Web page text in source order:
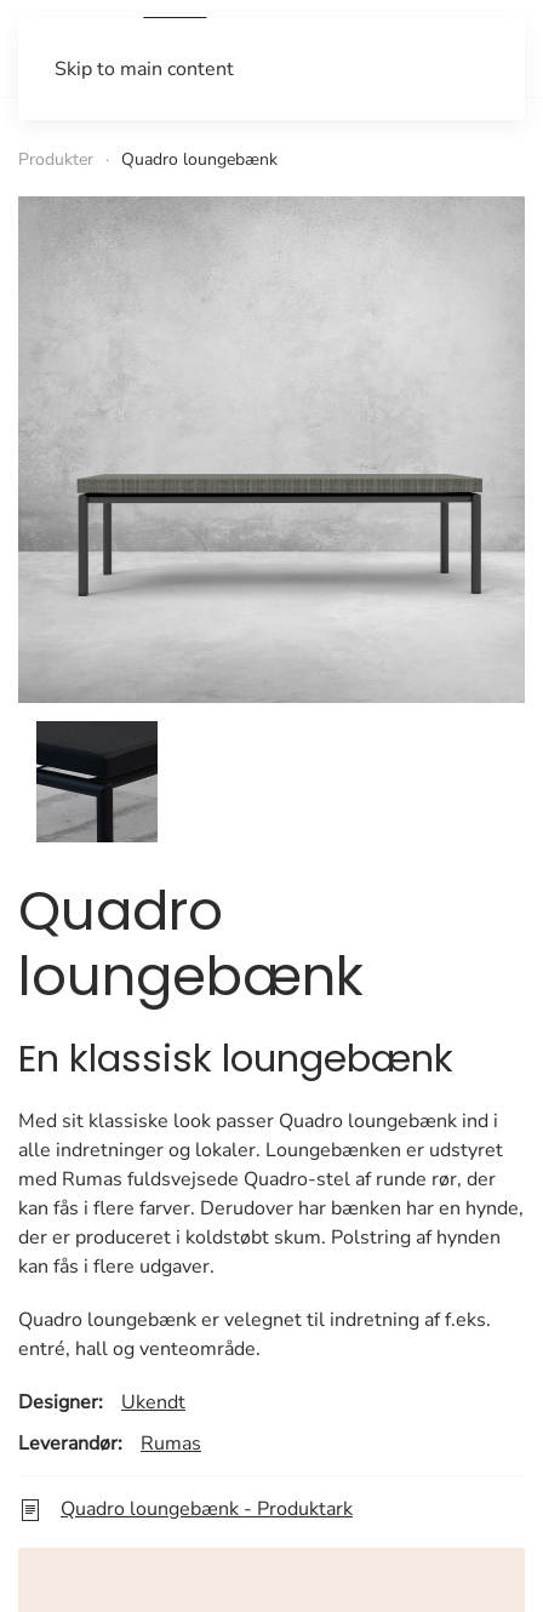
Skip to main content
Produkter Quadro loungebænk
Quadro
loungebænk
En klassisk loungebænk
Med sit klassiske look passer Quadro loungebænk ind i
alle indretninger og lokaler. Loungebænken er udstyret
med Rumas fuldsvejsede Quadro-stel af runde rør, der
kan fås i flere farver. Derudover har bænken har en hynde,
der er produceret i koldstøbt skum. Polstring af hynden
kan fås i flere udgaver.
Quadro loungebænk er velegnet til indretning af f.eks.
entré, hall og venteområde.
Designer:
Ukendt
Leverandør:
Rumas
Quadro loungebænk - Produktark